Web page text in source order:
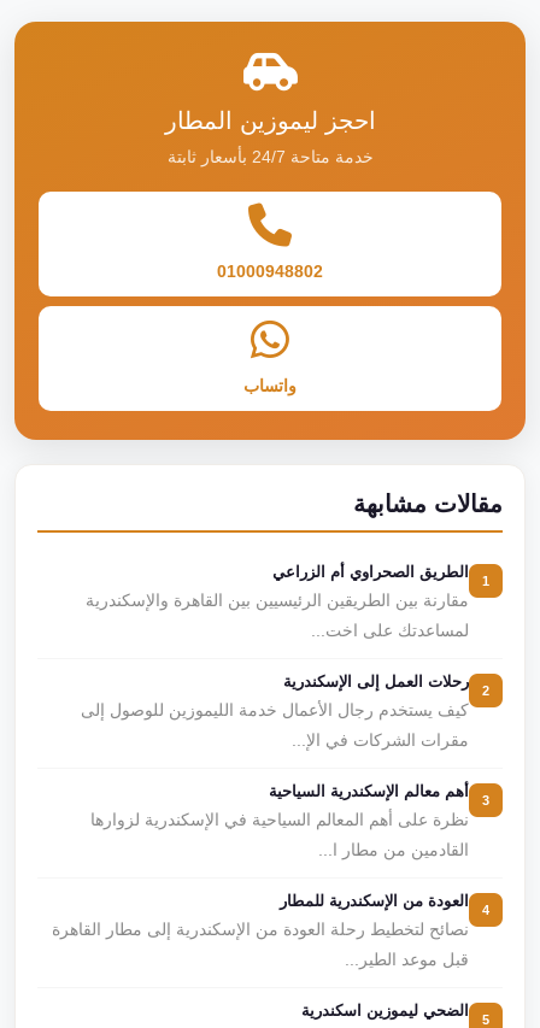
احجز ليموزين المطار
خدمة متاحة 24/7 بأسعار ثابتة
01000948802
واتساب
مقالات مشابهة
الطريق الصحراوي أم الزراعي
مقارنة بين الطريقين الرئيسيين بين القاهرة والإسكندرية
لمساعدتك على اخت...
رحلات العمل إلى الإسكندرية
كيف يستخدم رجال الأعمال خدمة الليموزين للوصول إلى
مقرات الشركات في الإ...
أهم معالم الإسكندرية السياحية
نظرة على أهم المعالم السياحية في الإسكندرية لزوارها
القادمين من مطار ا...
العودة من الإسكندرية للمطار
نصائح لتخطيط رحلة العودة من الإسكندرية إلى مطار القاهرة
قبل موعد الطير...
الضحي ليموزين اسكندرية